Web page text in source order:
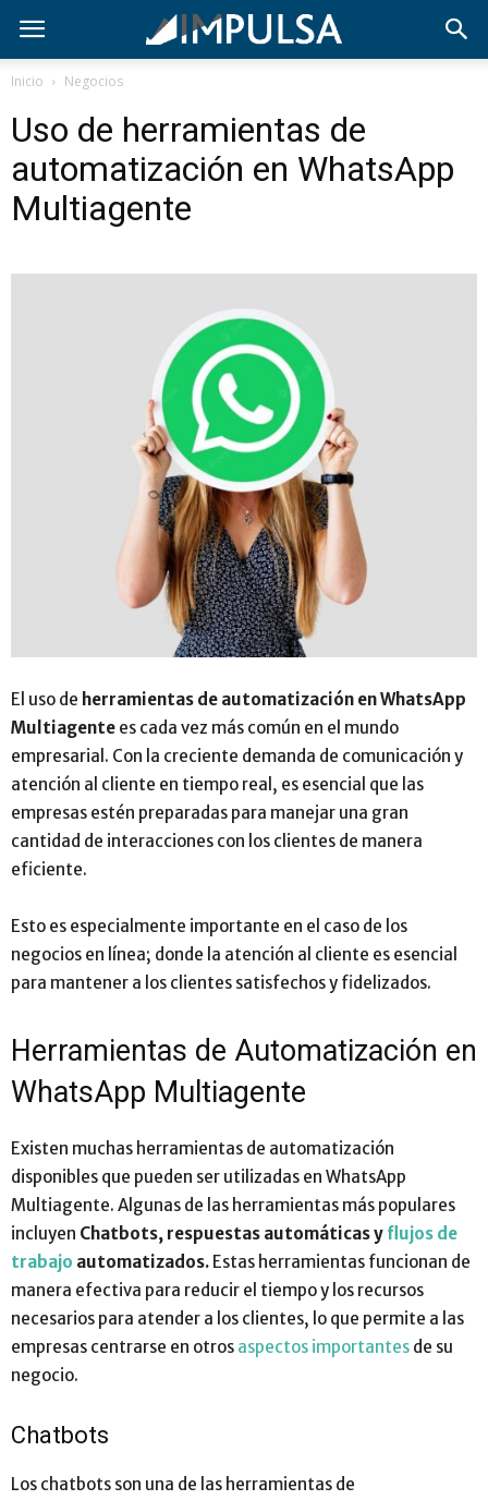
Inicio Negocios
Uso de herramientas de
automatización en WhatsApp
Multiagente
El uso de herramientas de automatización en WhatsApp
Multiagente es cada vez más común en el mundo
empresarial. Con la creciente demanda de comunicación y
atención al cliente en tiempo real, es esencial que las
empresas estén preparadas para manejar una gran
cantidad de interacciones con los clientes de manera
eficiente.
Esto es especialmente importante en el caso de los
negocios en línea; donde la atención al cliente es esencial
para mantener a los clientes satisfechos y fidelizados.
Herramientas de Automatización en
WhatsApp Multiagente
Existen muchas herramientas de automatización
disponibles que pueden ser utilizadas en WhatsApp
Multiagente. Algunas de las herramientas más populares
incluyen Chatbots, respuestas automáticas y flujos de
trabajo automatizados. Estas herramientas funcionan de
manera efectiva para reducir el tiempo y los recursos
necesarios para atender a los clientes, lo que permite a las
empresas centrarse en otros aspectos importantes de su
negocio.
Chatbots
Los chatbots son una de las herramientas de